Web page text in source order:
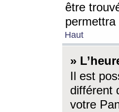
être
Haut
»
Il est
différent
votre